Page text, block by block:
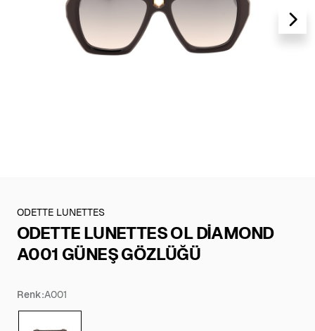
ODETTE LUNETTES
ODETTE LUNETTES OL DİAMOND
A001 GÜNEŞ GÖZLÜĞÜ
Renk:A001